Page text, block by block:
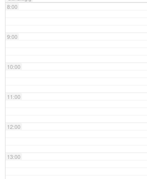
8:00
9:00
10:00
11:00
12:00
13:00